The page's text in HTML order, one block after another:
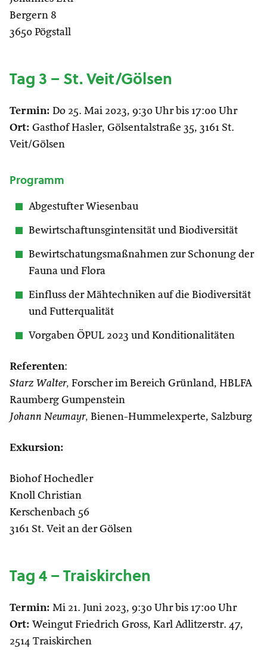
Bergern 8
3650 Pögstall
Tag 3 – St. Veit/Gölsen
Termin: Do 25. Mai 2023, 9:30 Uhr bis 17:00 Uhr
Ort: Gasthof Hasler, Gölsentalstraße 35, 3161 St.
Veit/Gölsen
Programm
Abgestufter Wiesenbau
Bewirtschaftunsgintensität und Biodiversität
Bewirtschatungsmaßnahmen zur Schonung der
Fauna und Flora
Einfluss der Mähtechniken auf die Biodiversität
und Futterqualität
Vorgaben ÖPUL 2023 und Konditionalitäten
Referenten:
Starz Walter, Forscher im Bereich Grünland, HBLFA
Raumberg Gumpenstein
Johann Neumayr, Bienen-Hummelexperte, Salzburg
Exkursion:
Biohof Hochedler
Knoll Christian
Kerschenbach 56
3161 St. Veit an der Gölsen
Tag 4 – Traiskirchen
Termin: Mi 21. Juni 2023, 9:30 Uhr bis 17:00 Uhr
Ort: Weingut Friedrich Gross, Karl Adlitzerstr. 47,
2514 Traiskirchen